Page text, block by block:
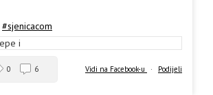
#sjenicacom
Vidi na Facebook-u · Podijeli
0 6